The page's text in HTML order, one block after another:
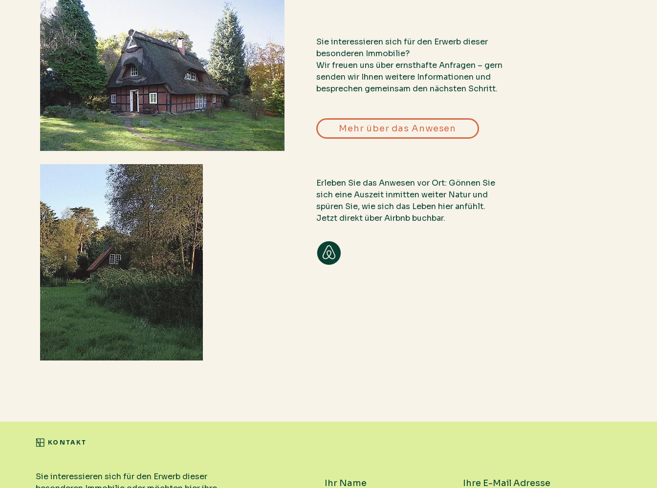
Sie interessieren sich für den Erwerb dieser
besonderen Immobilie?
Wir freuen uns über ernsthafte Anfragen – gern
senden wir Ihnen weitere Informationen und
besprechen gemeinsam den nächsten Schritt.
Mehr über das Anwesen
Erleben Sie das Anwesen vor Ort: Gönnen Sie
sich eine Auszeit inmitten weiter Natur und
spüren Sie, wie sich das Leben hier anfühlt.
Jetzt direkt über Airbnb buchbar.
KONTAKT
Sie interessieren sich für den Erwerb dieser